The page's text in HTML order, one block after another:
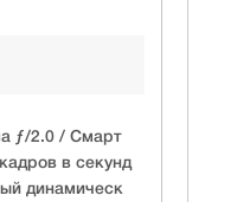
ƒ/2.0 / Смарт
в секунд
динамическ